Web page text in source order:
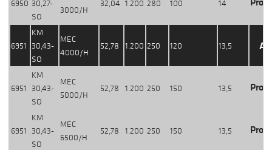
6950 30,27-
SO
3000/H
32,04 1.200 280 100 14
6951
KM
30,43-
SO
MEC
4000/H
52,78 1.200 250 120 13,5
6951
KM
30,43-
SO
MEC
5000/H
52,78 1.200 250 150 13,5
6951
KM
30,43-
SO
MEC
6500/H
52,78 1.200 250 150 13,5